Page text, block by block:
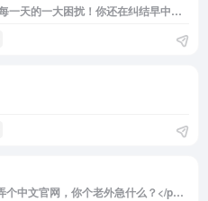
<p> 这个网址解决了我人生中每一天的一大困扰！你还在纠结早中晚吃什么吗？你还在为去哪里、吃什么而烦恼吗？来这里，问题立马解决！！！ </p>
<p>中国人自己的节日都没说弄个中文官网，你个老外急什么？</p><p>过分！</p><p>网站用英文极尽详尽的介绍了中国农历新年的有关内容，我们不以为然，外国人却饶有兴趣！</p>